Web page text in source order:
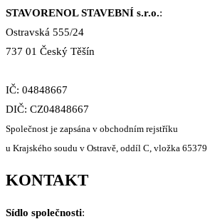
STAVORENOL STAVEBNÍ s.r.o.:
Ostravská 555/24
737 01 Český Těšín
IČ: 04848667
DIČ: CZ04848667
Společnost je zapsána v obchodním rejstříku
u Krajského soudu v Ostravě, oddíl C, vložka 65379
KONTAKT
Sídlo společnosti: